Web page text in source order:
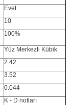
Evet
10
100%
Yüz Merkezli Kübik
2.42
3.52
0.044
K - D notları